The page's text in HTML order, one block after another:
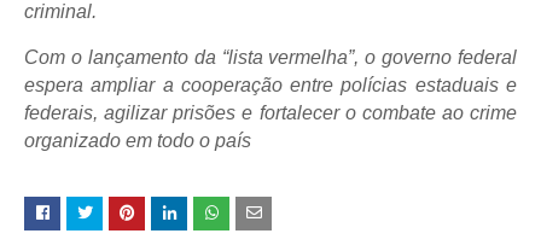
criminal.
Com o lançamento da “lista vermelha”, o governo federal
espera ampliar a cooperação entre polícias estaduais e
federais, agilizar prisões e fortalecer o combate ao crime
organizado em todo o país